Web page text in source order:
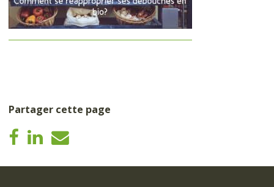
Partager cette page